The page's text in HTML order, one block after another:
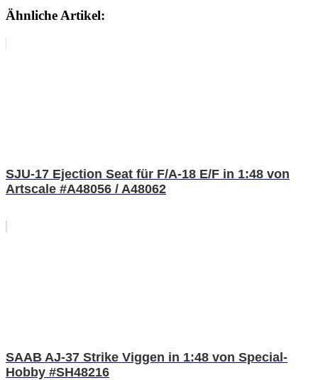
Ähnliche Artikel:
SJU-17 Ejection Seat für F/A-18 E/F in 1:48 von
Artscale #A48056 / A48062
SAAB AJ-37 Strike Viggen in 1:48 von Special-
Hobby #SH48216